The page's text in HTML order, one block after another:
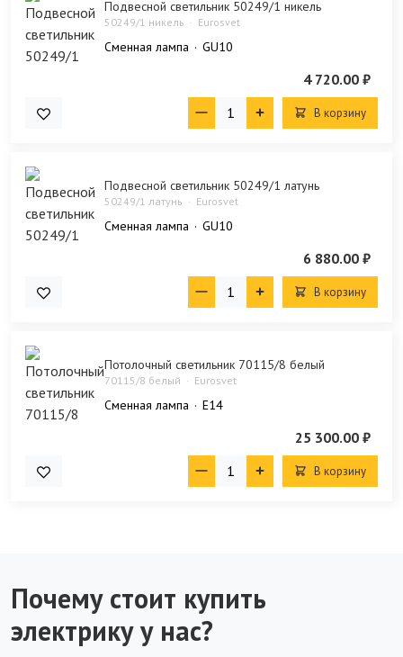
Подвесной светильник 50249/1 никель
50249/1 никель Eurosvet
Сменная лампа GU10
4 720.00 ₽
В корзину
Подвесной светильник 50249/1 латунь
50249/1 латунь Eurosvet
Сменная лампа GU10
6 880.00 ₽
В корзину
Потолочный светильник 70115/8 белый
70115/8 белый Eurosvet
Сменная лампа E14
25 300.00 ₽
В корзину
Почему стоит купить
электрику у нас?